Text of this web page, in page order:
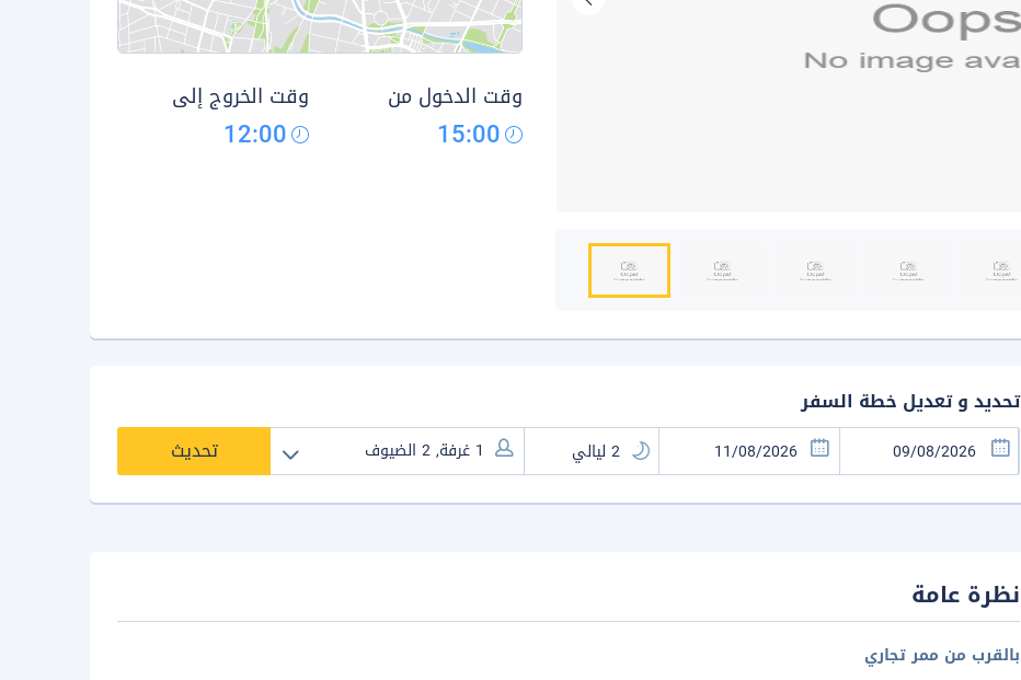
وقت الدخول من
15:00
وقت الخروج إلى
12:00
تحديد و تعديل خطة السفر
تحديث
نظرة عامة
بالقرب من ممر تجاري